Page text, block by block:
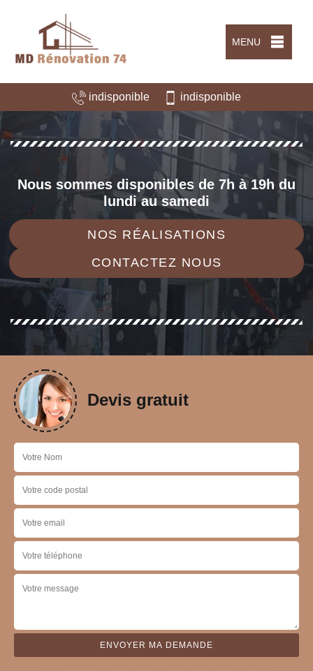
MENU
indisponible indisponible
Nous sommes disponibles de 7h à 19h du
lundi au samedi
NOS RÉALISATIONS
CONTACTEZ NOUS
Devis gratuit